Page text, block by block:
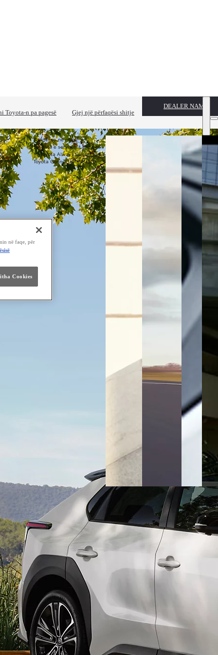
Toyota-n pa pagesë Gjej një përfaqësi shitje
DEALER NAME
Asistenca në rrugë
Fushata e servisimit preventiv
MyToyota Always Connected
Toyota Connectivity Match
në faqe, për
Cookies